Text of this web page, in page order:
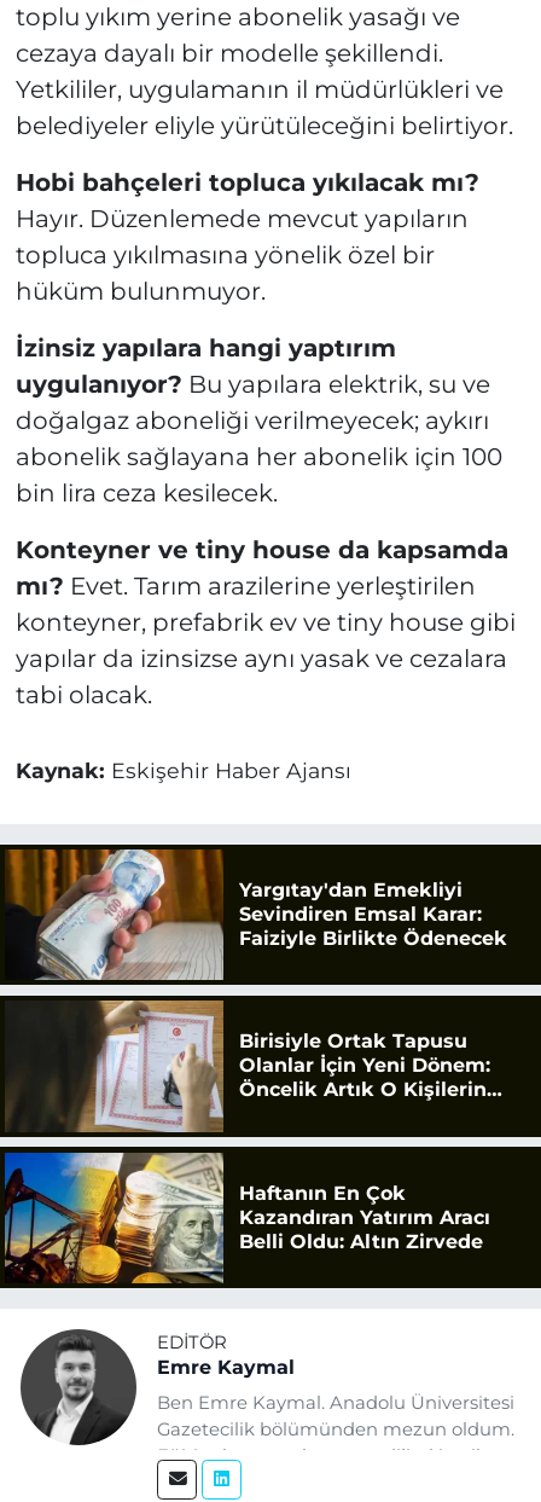
toplu yıkım yerine abonelik yasağı ve
cezaya dayalı bir modelle şekillendi.
Yetkililer, uygulamanın il müdürlükleri ve
belediyeler eliyle yürütüleceğini belirtiyor.
Hobi bahçeleri topluca yıkılacak mı?
Hayır. Düzenlemede mevcut yapıların
topluca yıkılmasına yönelik özel bir
hüküm bulunmuyor.
İzinsiz yapılara hangi yaptırım
uygulanıyor? Bu yapılara elektrik, su ve
doğalgaz aboneliği verilmeyecek; aykırı
abonelik sağlayana her abonelik için 100
bin lira ceza kesilecek.
Konteyner ve tiny house da kapsamda
mı? Evet. Tarım arazilerine yerleştirilen
konteyner, prefabrik ev ve tiny house gibi
yapılar da izinsizse aynı yasak ve cezalara
tabi olacak.
Kaynak: Eskişehir Haber Ajansı
Yargıtay'dan Emekliyi
Sevindiren Emsal Karar:
Faiziyle Birlikte Ödenecek
Birisiyle Ortak Tapusu
Olanlar İçin Yeni Dönem:
Öncelik Artık O Kişilerin
Haftanın En Çok
Kazandıran Yatırım Aracı
Belli Oldu: Altın Zirvede
EDITÖR
Emre Kaymal
Ben Emre Kaymal. Anadolu Üniversitesi
Gazetecilik bölümünden mezun oldum.
Eğitim hayatım boyunca dijital içerik
üretimi ve arama motoru